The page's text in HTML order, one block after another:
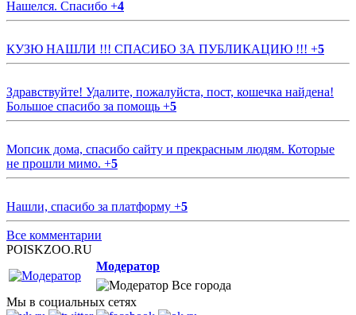
Нашелся. Спасибо +4
КУЗЮ НАШЛИ !!! СПАСИБО ЗА ПУБЛИКАЦИЮ !!! +5
Здравствуйте! Удалите, пожалуйста, пост, кошечка найдена!
Большое спасибо за помощь +5
Мопсик дома, спасибо сайту и прекрасным людям. Которые
не прошли мимо. +5
Нашли, спасибо за платформу +5
Все комментарии
POISKZOO.RU
Модератор
Все города
Мы в социальных сетях